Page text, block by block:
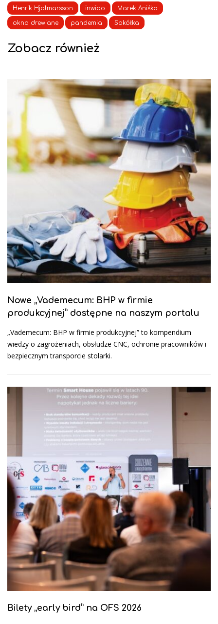
Henrik Hjalmarsson inwido Marek Aniśko
okna drewiane pandemia Sokółka
Zobacz również
Nowe „Vademecum: BHP w firmie
produkcyjnej” dostępne na naszym portalu
„Vademecum: BHP w firmie produkcyjnej” to kompendium
wiedzy o zagrożeniach, obsłudze CNC, ochronie pracowników i
bezpiecznym transporcie stolarki.
Bilety „early bird” na OFS 2026